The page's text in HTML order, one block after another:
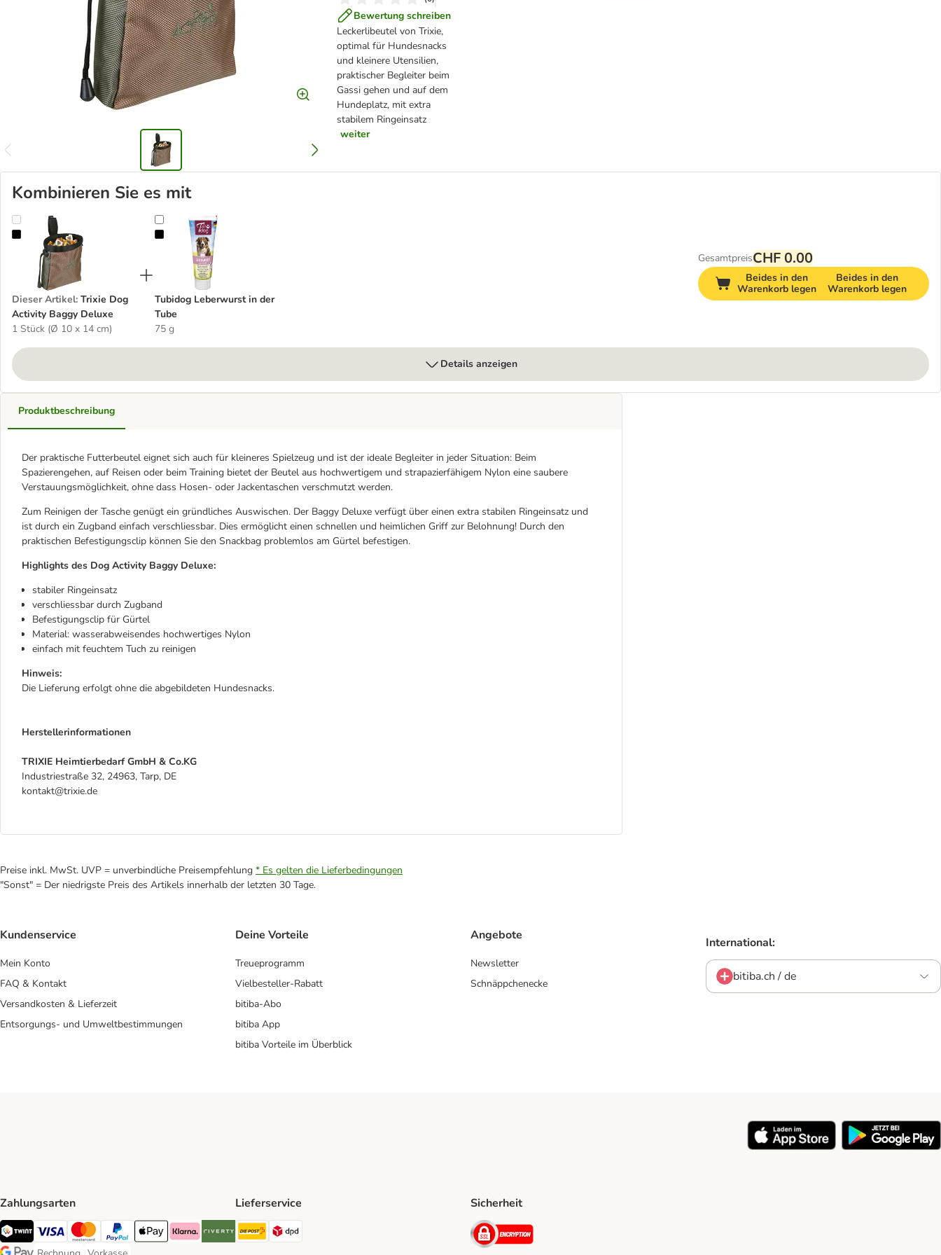
Bewertung schreiben
Leckerlibeutel von Trixie,
optimal für Hundesnacks
und kleinere Utensilien,
praktischer Begleiter beim
Gassi gehen und auf dem
Hundeplatz, mit extra
stabilem Ringeinsatz
weiter
Kombinieren Sie es mit
Trixie Dog Activity Baggy Deluxe
Dieser Artikel: Trixie Dog
Activity Baggy Deluxe
1 Stück (Ø 10 x 14 cm)
Tubidog Leberwurst in der Tube
Tubidog Leberwurst in der
Tube
75 g
GesamtpreisCHF 0.00
Beides in den
Warenkorb legen
Beides in den
Warenkorb legen
Details anzeigen
Produktbeschreibung
Der praktische Futterbeutel eignet sich auch für kleineres Spielzeug und ist der ideale Begleiter in jeder Situation: Beim
Spazierengehen, auf Reisen oder beim Training bietet der Beutel aus hochwertigem und strapazierfähigem Nylon eine saubere
Verstauungsmöglichkeit, ohne dass Hosen- oder Jackentaschen verschmutzt werden.
Zum Reinigen der Tasche genügt ein gründliches Auswischen. Der Baggy Deluxe verfügt über einen extra stabilen Ringeinsatz und
ist durch ein Zugband einfach verschliessbar. Dies ermöglicht einen schnellen und heimlichen Griff zur Belohnung! Durch den
praktischen Befestigungsclip können Sie den Snackbag problemlos am Gürtel befestigen.
Highlights des Dog Activity Baggy Deluxe:
stabiler Ringeinsatz
verschliessbar durch Zugband
Befestigungsclip für Gürtel
Material: wasserabweisendes hochwertiges Nylon
einfach mit feuchtem Tuch zu reinigen
Hinweis:
Die Lieferung erfolgt ohne die abgebildeten Hundesnacks.
Herstellerinformationen
TRIXIE Heimtierbedarf GmbH & Co.KG
Industriestraße 32, 24963, Tarp, DE
kontakt@trixie.de
Preise inkl. MwSt. UVP = unverbindliche Preisempfehlung * Es gelten die Lieferbedingungen
"Sonst" = Der niedrigste Preis des Artikels innerhalb der letzten 30 Tage.
Kundenservice
Mein Konto
FAQ & Kontakt
Versandkosten & Lieferzeit
Entsorgungs- und Umweltbestimmungen
Deine Vorteile
Treueprogramm
Vielbesteller-Rabatt
bitiba-Abo
bitiba App
bitiba Vorteile im Überblick
Angebote
Newsletter
Schnäppchenecke
International:
bitiba.ch / de
Zahlungsarten
TWINT Payment Method
Visa Payment Method
MasterCard Payment Method
PayPal Payment Method
Apple Pay Payment Method
Klarna Payment Method
Riverty Payment Method
Lieferservice
Die Post Shipping Method
Sicherheit
Security